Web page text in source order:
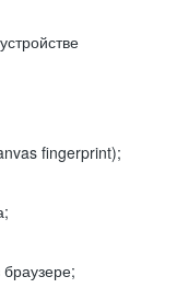
fingerprint);